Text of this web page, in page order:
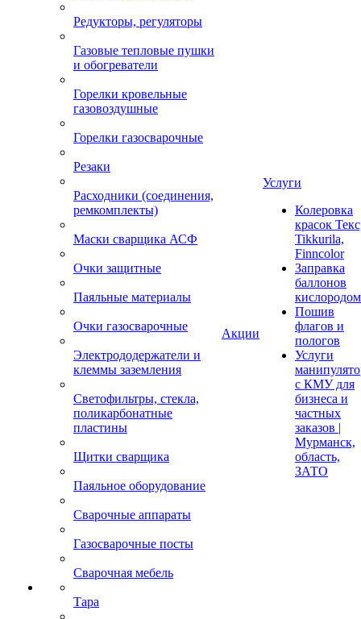
Редукторы, регуляторы
Газовые тепловые пушки
и обогреватели
Горелки кровельные
газовоздушные
Горелки газосварочные
Резаки
Расходники (соединения,
ремкомплекты)
Маски сварщика АСФ
Очки защитные
Паяльные материалы
Очки газосварочные
Электрододержатели и
клеммы заземления
Светофильтры, стекла,
поликарбонатные
пластины
Щитки сварщика
Паяльное оборудование
Сварочные аппараты
Газосварочные посты
Сварочная мебель
Тара
Акции
Услуги
Колеровка
красок
Tikkurila,
Finncolor
Заправка
баллонов
кислородом
Пошив
флагов и
пологов
Услуги
с КМУ для
бизнеса и
частных
заказов |
Мурманск,
область,
ЗАТО